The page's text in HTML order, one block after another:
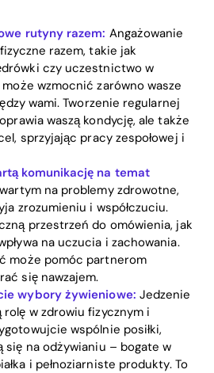
Home
Blog
Download
rutyny razem: Angażowanie
razem, takie jak
czy uczestnictwo w
wzmocnić zarówno wasze
wami. Tworzenie regularnej
waszą kondycję, ale także
sprzyjając pracy zespołowej i
komunikację na temat
na problemy zdrowotne,
zrozumieniu i współczuciu.
przestrzeń do omówienia, jak
na uczucia i zachowania.
może pomóc partnerom
się nawzajem.
wybory żywieniowe: Jedzenie
w zdrowiu fizycznym i
wspólnie posiłki,
na odżywianiu – bogate w
i pełnoziarniste produkty. To